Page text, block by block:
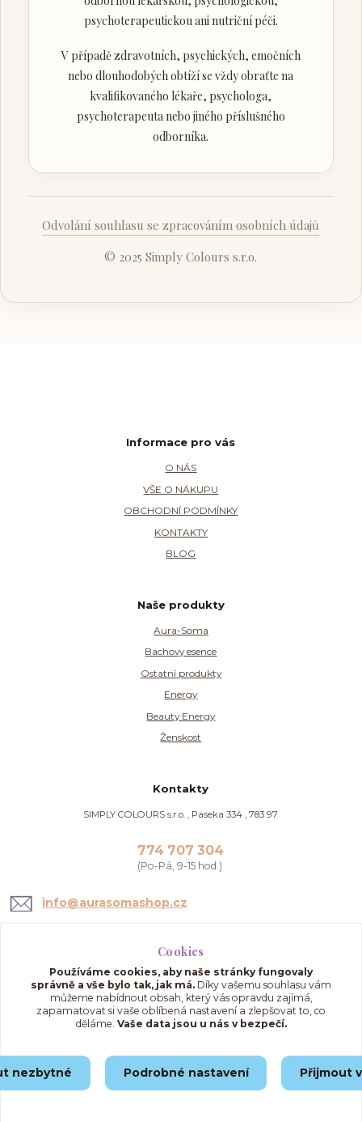
psychoterapeutickou ani nutriční péči.
V případě zdravotních, psychických, emočních
nebo dlouhodobých obtíží se vždy obraťte na
kvalifikovaného lékaře, psychologa,
psychoterapeuta nebo jiného příslušného
odborníka.
Odvolání souhlasu se zpracováním osobních údajů
© 2025 Simply Colours s.r.o.
Informace pro vás
O NÁS
VŠE O NÁKUPU
OBCHODNÍ PODMÍNKY
KONTAKTY
BLOG
Naše produkty
Aura-Soma
Bachovy esence
Ostatní produkty
Energy
Beauty Energy
Ženskost
Kontakty
SIMPLY COLOURS s.r.o. , Paseka 334 , 783 97
774 707 304
(Po-Pá, 9-15 hod.)
info@aurasomashop.cz
Upravit sběr cookies.
© 2025 AuraSomaShop.cz – provozovatel Simply Colours s.r.o., IČO: 02562286, se
sídlem Paseka 334, 783 97, Česká republika.
Cookies
Používáme cookies, aby naše stránky fungovaly
správně a vše bylo tak, jak má. Díky vašemu souhlasu vám
můžeme nabídnout obsah, který vás opravdu zajímá,
zapamatovat si vaše oblíbená nastavení a zlepšovat to, co
děláme. Vaše data jsou u nás v bezpečí.
nezbytné Podrobné nastavení Přijmout